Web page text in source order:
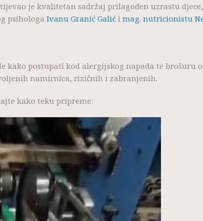
je kvalitetan sadržaj prilagođen uzrastu
psihologa Ivanu Granić Galić i mag. nutricionistu
postupati kod alergijskog napada te brošuru
namirnica, rizičnih i zabranjenih.
kako teku pripreme: